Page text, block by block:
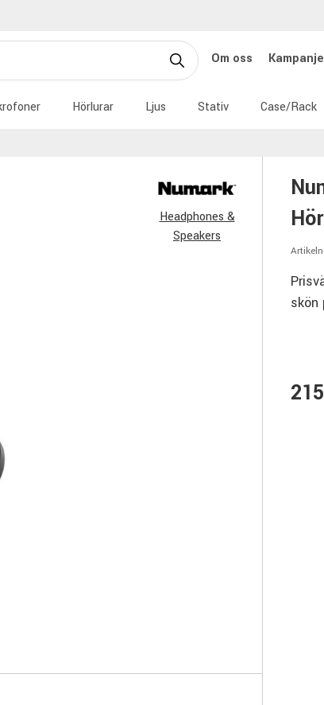
Om oss
Hörlurar Ljus Stativ Case/Rack
Headphones &
Speakers
skön